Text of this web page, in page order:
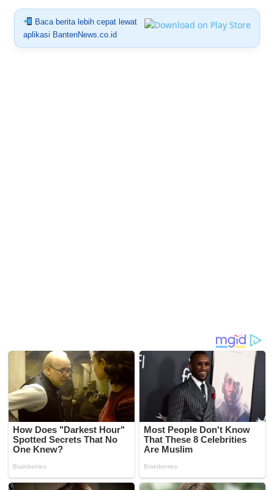
Baca berita lebih cepat lewat
aplikasi BantenNews.co.id